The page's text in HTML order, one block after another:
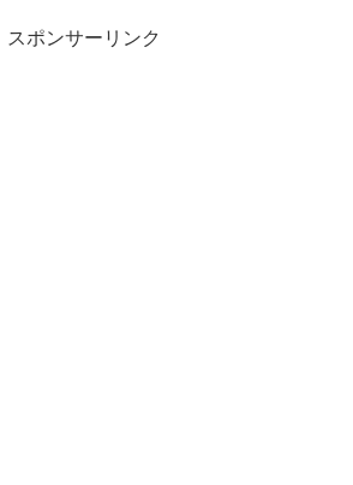
スポンサーリンク